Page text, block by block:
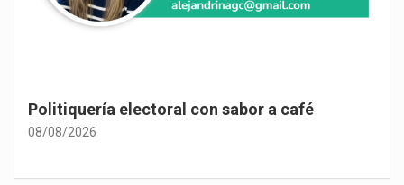
Politiquería electoral con sabor a café
08/08/2026